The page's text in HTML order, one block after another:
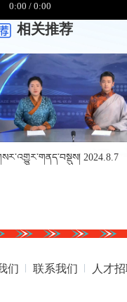
0:00 / 0:00
相关推荐
གསར་འགྱུར་གནད་བསྡུས། 2024.8.7
们 联系我们 人才